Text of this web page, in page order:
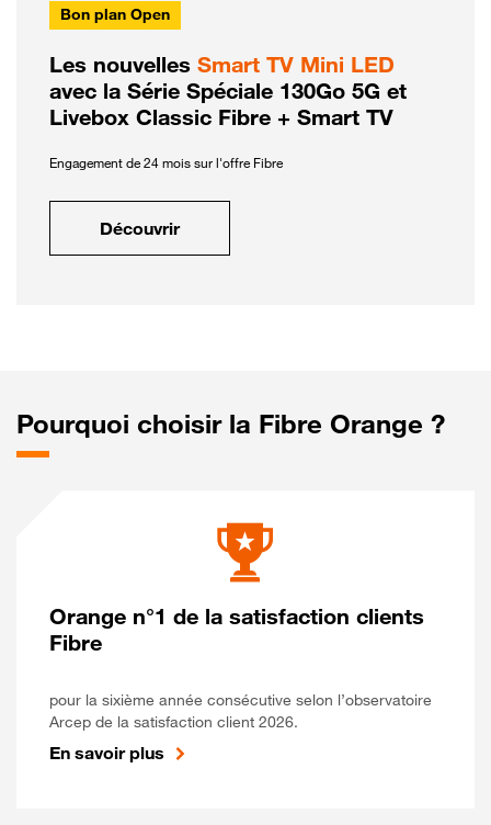
Bon plan Open
Les nouvelles Smart TV Mini LED
avec la Série Spéciale 130Go 5G et
Livebox Classic Fibre + Smart TV
Engagement de 24 mois sur l'offre Fibre
Découvrir
Pourquoi choisir la Fibre Orange ?
Orange n°1 de la satisfaction clients
Fibre
pour la sixième année consécutive selon l’observatoire
Arcep de la satisfaction client 2026.
En savoir plus